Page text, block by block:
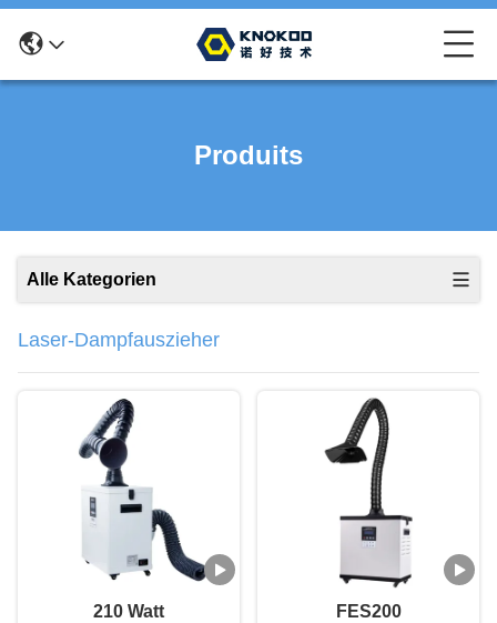
Produits
Alle Kategorien
Laser-Dampfauszieher
210 Watt
FES200